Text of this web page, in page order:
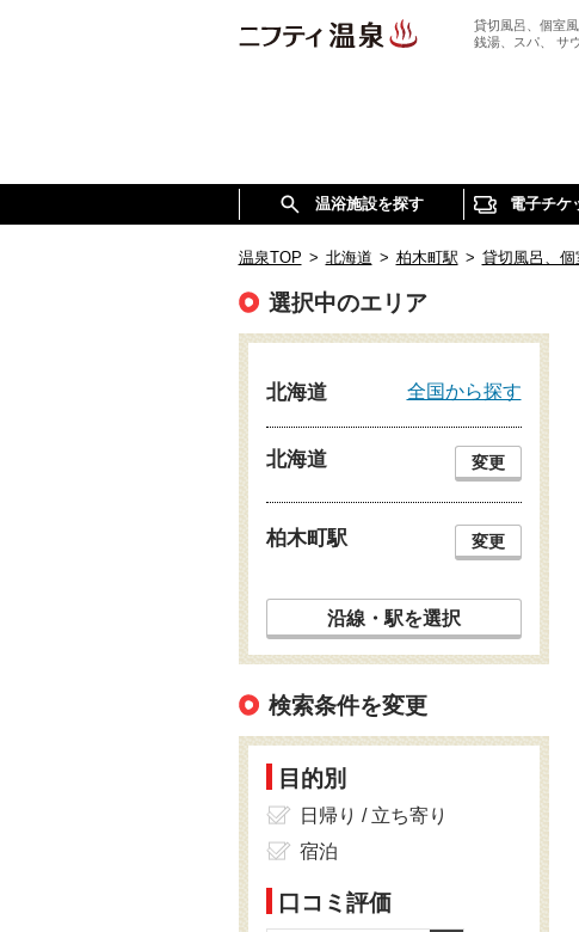
貸切風呂、個室
銭湯、スパ、 サ
温浴施設を探す 電子チケ
温泉TOP > 北海道 > 柏木町駅 > 貸切風呂、
選択中のエリア
北海道 全国から探す
北海道 変更
柏木町駅 変更
沿線・駅を選択
検索条件を変更
目的別
日帰り / 立ち寄り
宿泊
口コミ評価